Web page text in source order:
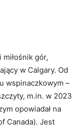
gór,
w Calgary. Od
wspinaczkowym –
m.in. w 2023
opowiadał na
Canada). Jest